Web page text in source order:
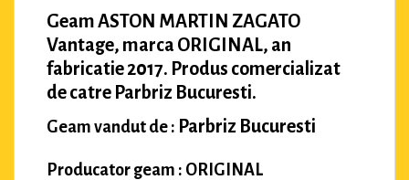
Geam ASTON MARTIN ZAGATO
Vantage, marca ORIGINAL, an
fabricatie 2017. Produs comercializat
de catre Parbriz Bucuresti.
Geam vandut de : Parbriz Bucuresti
Producator geam : ORIGINAL